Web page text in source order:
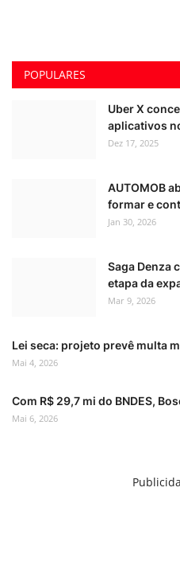
POPULARES
Uber X
aplicativos
Dez 17, 2025
AUTOMOB
formar e
Jan 30, 2026
Saga Denza
etapa da
Mar 9, 2026
Lei seca: projeto prevê multa
Mai 4, 2026
Com R$ 29,7 mi do BNDES,
Mai 6, 2026